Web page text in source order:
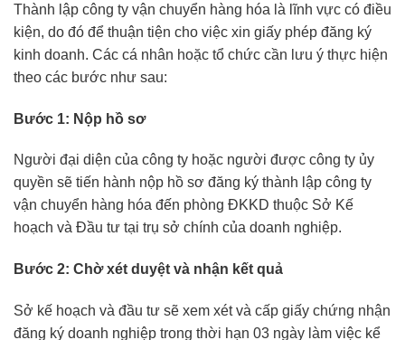
Thành lập công ty vận chuyển hàng hóa là lĩnh vực có điều
kiện, do đó để thuận tiện cho việc xin giấy phép đăng ký
kinh doanh. Các cá nhân hoặc tổ chức cần lưu ý thực hiện
theo các bước như sau:
Bước 1: Nộp hồ sơ
Người đại diện của công ty hoặc người được công ty ủy
quyền sẽ tiến hành nộp hồ sơ đăng ký thành lập công ty
vận chuyển hàng hóa đến phòng ĐKKD thuộc Sở Kế
hoạch và Đầu tư tại trụ sở chính của doanh nghiệp.
Bước 2: Chờ xét duyệt và nhận kết quả
Sở kế hoạch và đầu tư sẽ xem xét và cấp giấy chứng nhận
đăng ký doanh nghiệp trong thời hạn 03 ngày làm việc kể